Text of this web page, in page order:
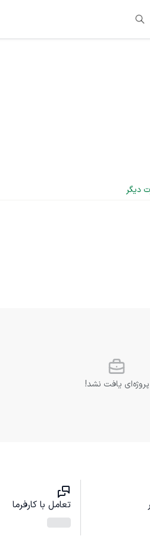
دیگر
پروژه‌ای یافت نشد!
تعامل با کارفرما